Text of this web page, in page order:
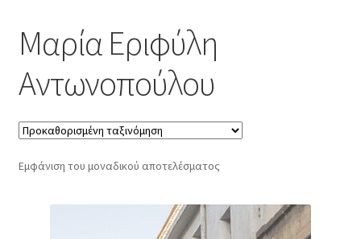
Κατηγορίες Βιβλίων
Μαρία Εριφύλη
Αντωνοπούλου
Εμφάνιση του μοναδικού αποτελέσματος